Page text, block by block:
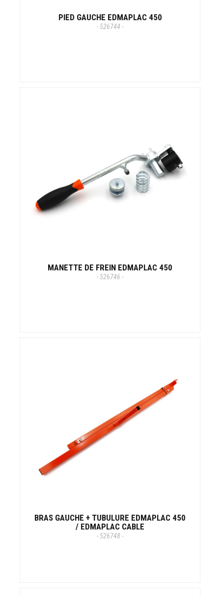
PIED GAUCHE EDMAPLAC 450
- 526744 -
MANETTE DE FREIN EDMAPLAC 450
- 526746 -
BRAS GAUCHE + TUBULURE EDMAPLAC 450
/ EDMAPLAC CABLE
- 526748 -